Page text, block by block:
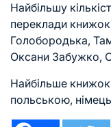
Найбільшу
переклади
Голобородька,
Оксани Забужко,
Найбільше
польською,